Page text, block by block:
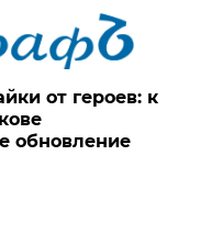
от героев: к
обновление